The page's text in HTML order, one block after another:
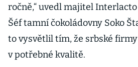
ročně,“ uvedl majitel
Šéf tamní čokoládovny Soko
to vysvětlil tím, že srbské
v potřebné kvalitě.